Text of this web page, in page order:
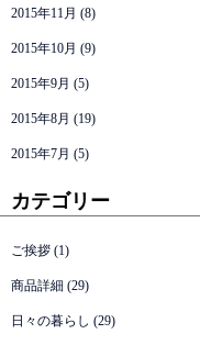
2015年11月 (8)
2015年10月 (9)
2015年9月 (5)
2015年8月 (19)
2015年7月 (5)
カテゴリー
ご挨拶 (1)
商品詳細 (29)
日々の暮らし (29)